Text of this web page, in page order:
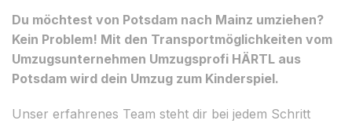
Du möchtest von Potsdam nach Mainz umziehen?
Kein Problem! Mit den Transportmöglichkeiten vom
Umzugsunternehmen Umzugsprofi HÄRTL aus
Potsdam wird dein Umzug zum Kinderspiel.
Unser erfahrenes Team steht dir bei jedem Schritt